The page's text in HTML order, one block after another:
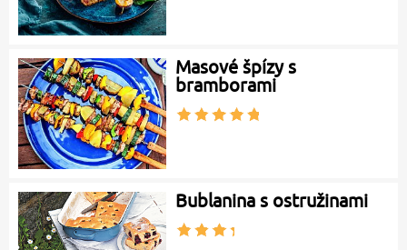
Masové špízy s
bramborami
Bublanina s ostružinami